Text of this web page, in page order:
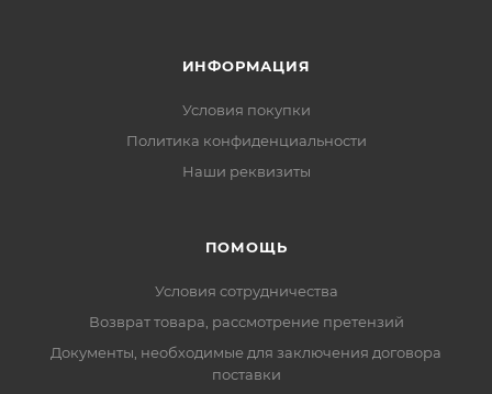
ИНФОРМАЦИЯ
Условия покупки
Политика конфиденциальности
Наши реквизиты
ПОМОЩЬ
Условия сотрудничества
Возврат товара, рассмотрение претензий
Документы, необходимые для заключения договора
поставки